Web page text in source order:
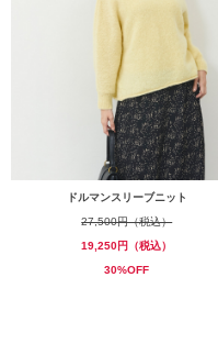
ドルマンスリーブニット
27,500円（税込）
19,250円（税込）
30%OFF